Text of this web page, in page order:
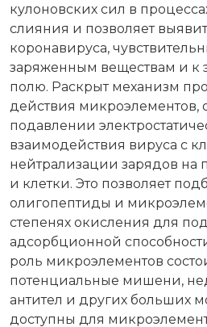
кулоновских сил в
слияния и позволяет
коронавируса,
заряженным веществам и к
полю. Раскрыт механизм
действия микроэлементов,
подавлении
взаимодействия вируса с
нейтрализации зарядов на
и клетки. Это позволяет
олигопептиды и
степенях окисления для
адсорбционной
роль микроэлементов
потенциальные мишени,
антител и других больших
доступны для